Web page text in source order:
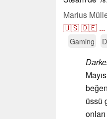
Marius
🇺🇸🇩🇪 ...
Gaming
üssü